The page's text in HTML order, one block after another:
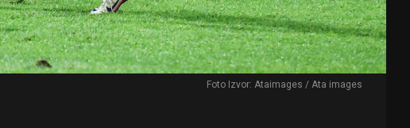
Foto Izvor: Ataimages / Ata images